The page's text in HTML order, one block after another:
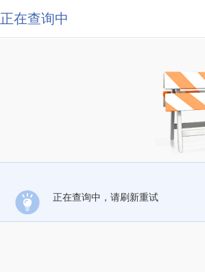
正在查询中
正在查询中，请刷新重试